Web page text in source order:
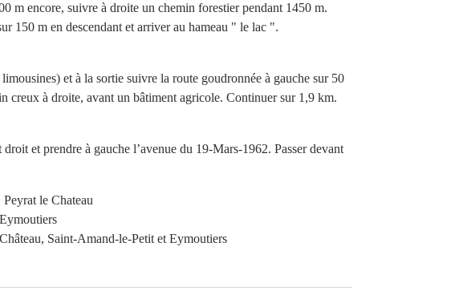
m encore, suivre à droite un chemin forestier pendant 1450 m.
150 m en descendant et arriver au hameau " le lac ".
et à la sortie suivre la route goudronnée à gauche sur 50
creux à droite, avant un bâtiment agricole. Continuer sur 1,9 km.
et prendre à gauche l’avenue du 19-Mars-1962. Passer devant
le Chateau
Saint-Amand-le-Petit et Eymoutiers